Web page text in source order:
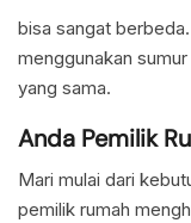
bisa sangat
menggunakan
yang sama.
Anda Pemilik
Mari mulai dari
pemilik rumah